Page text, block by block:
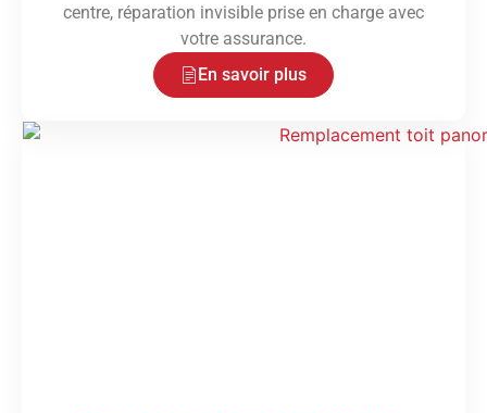
centre, réparation invisible prise en charge avec
votre assurance.
En savoir plus